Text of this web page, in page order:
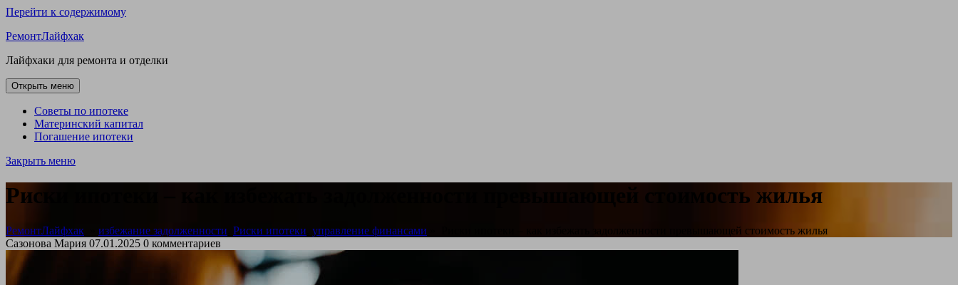
Перейти к содержимому
РемонтЛайфхак
Лайфхаки для ремонта и отделки
Открыть меню
Советы по ипотеке
Материнский капитал
Погашение ипотеки
Закрыть меню
Риски ипотеки – как избежать задолженности превышающей стоимость жилья
РемонтЛайфхак избежание задолженности Риски ипотеки управление финансами
Риски ипотеки – как избежать задолженности превышающей стоимость жилья
Сазонова Мария 07.01.2025 0 комментариев